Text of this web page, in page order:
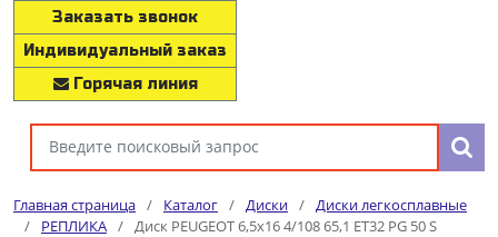
Заказать звонок
Индивидуальный заказ
Горячая линия
Главная страница / Каталог / Диски / Диски легкосплавные
/
РЕПЛИКА / Диск PEUGEOT 6,5x16 4/108 65,1 ET32 PG 50 S